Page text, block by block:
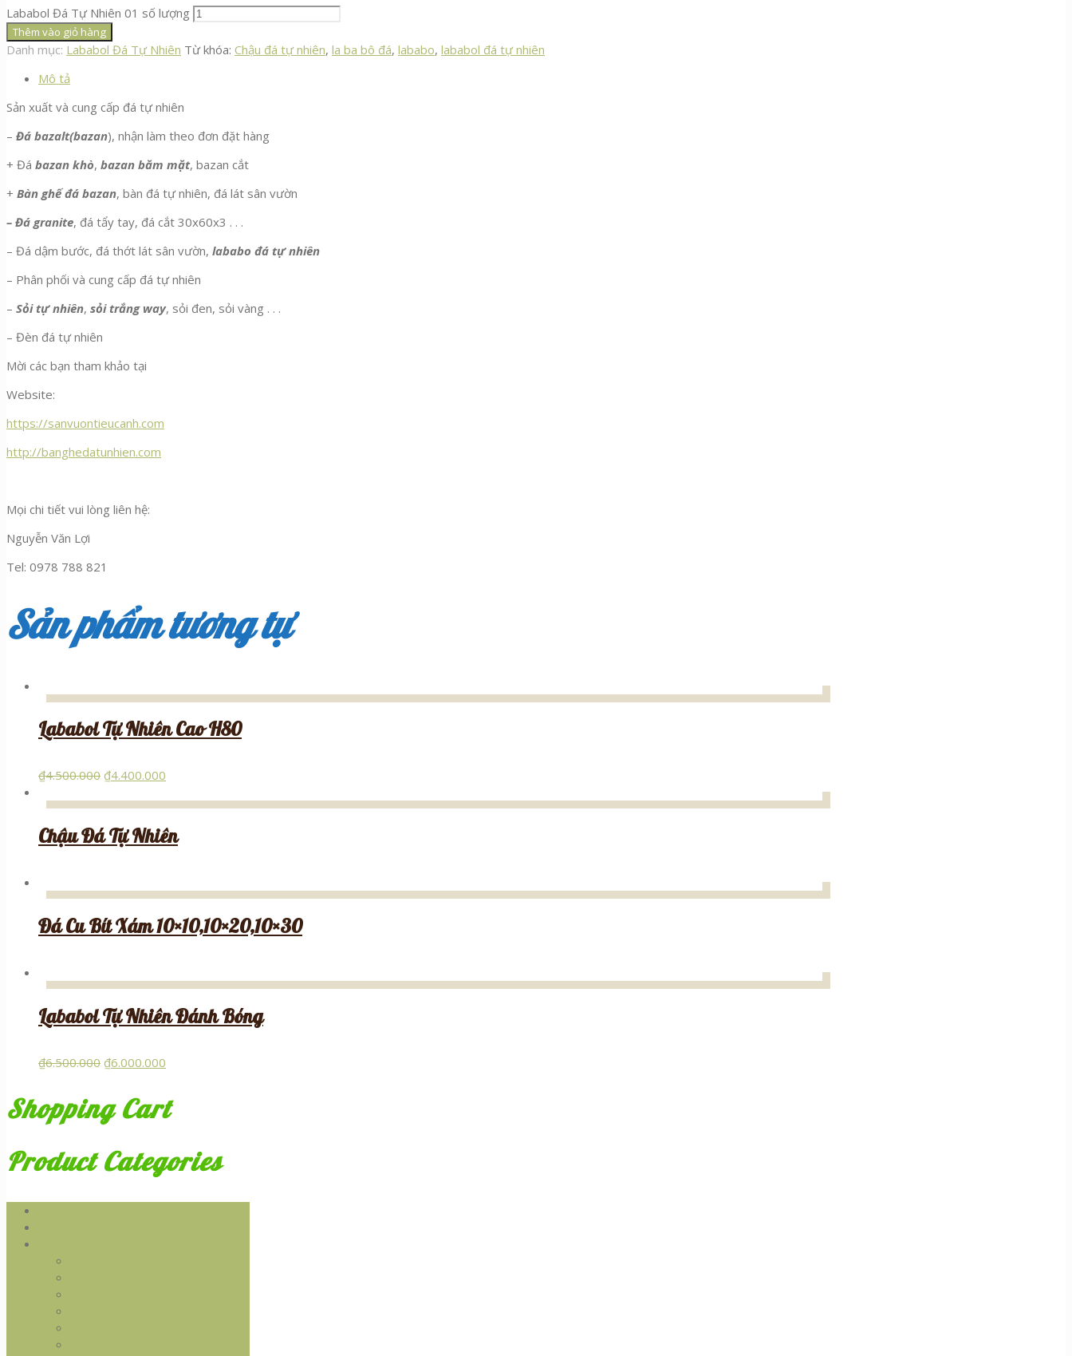
Lababol Đá Tự Nhiên 01 số lượng
Thêm vào giỏ hàng
Danh mục: Lababol Đá Tự Nhiên Từ khóa: Chậu đá tự nhiên, la ba bô đá, lababo, lababol đá tự nhiên
Mô tả
Sản xuất và cung cấp đá tự nhiên
– Đá bazalt(bazan), nhận làm theo đơn đặt hàng
+ Đá bazan khò, bazan băm mặt, bazan cắt
+ Bàn ghế đá bazan, bàn đá tự nhiên, đá lát sân vườn
– Đá granite, đá tẩy tay, đá cắt 30x60x3 . . .
– Đá dậm bước, đá thớt lát sân vườn, lababo đá tự nhiên
– Phân phối và cung cấp đá tự nhiên
– Sỏi tự nhiên, sỏi trắng way, sỏi đen, sỏi vàng . . .
– Đèn đá tự nhiên
Mời các bạn tham khảo tại
Website:
https://sanvuontieucanh.com
http://banghedatunhien.com
Mọi chi tiết vui lòng liên hệ:
Nguyễn Văn Lợi
Tel: 0978 788 821
Sản phẩm tương tự
Lababol Tự Nhiên Cao H80
₫4.500.000 ₫4.400.000
Chậu Đá Tự Nhiên
Đá Cu Bít Xám 10×10,10×20,10×30
Lababol Tự Nhiên Đánh Bóng
₫6.500.000 ₫6.000.000
Shopping Cart
Product Categories